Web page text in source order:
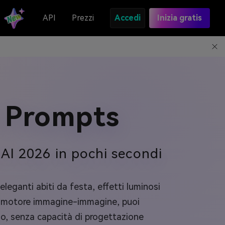
API Prezzi Accedi Inizia gratis
Prompts
2026 in pochi secondi
abiti da festa, effetti luminosi
immagine-immagine, puoi
senza capacità di progettazione